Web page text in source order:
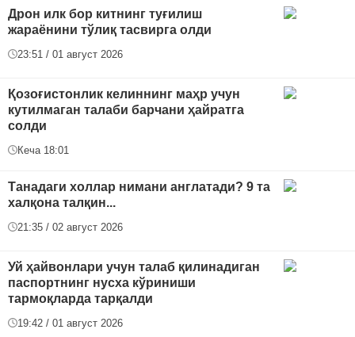
Дрон илк бор китнинг туғилиш
жараёнини тўлиқ тасвирга олди
23:51 / 01 август 2026
Қозоғистонлик келиннинг маҳр учун
кутилмаган талаби барчани ҳайратга
солди
Кеча 18:01
Танадаги холлар нимани англатади? 9 та
халқона талқин...
21:35 / 02 август 2026
Уй ҳайвонлари учун талаб қилинадиган
паспортнинг нусха кўриниши
тармоқларда тарқалди
19:42 / 01 август 2026